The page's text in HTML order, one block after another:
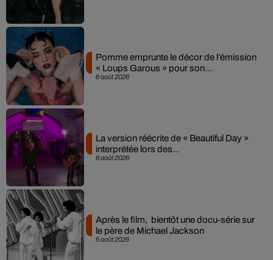
6 août 2026
Pomme emprunte le décor de l’émission
« Loups Garous » pour son...
6 août 2026
La version réécrite de « Beautiful Day »
interprétée lors des...
5 août 2026
Après le film, bientôt une docu-série sur
le père de Michael Jackson